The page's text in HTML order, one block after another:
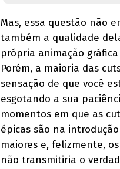
Mas, essa questão não
também a qualidade
própria animação
Porém, a maioria das
sensação de que você
esgotando a sua
momentos em que as
épicas são na
maiores e, felizmente,
não transmitiria o